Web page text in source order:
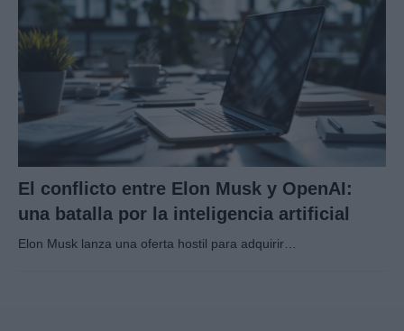
El conflicto entre Elon Musk y OpenAI:
una batalla por la inteligencia artificial
Elon Musk lanza una oferta hostil para adquirir…